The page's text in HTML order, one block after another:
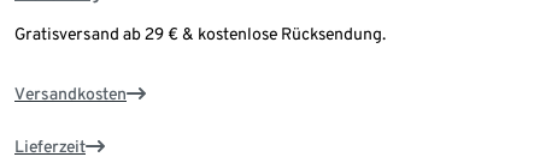
Gratisversand ab 29 € & kostenlose Rücksendung.
Versandkosten
Lieferzeit